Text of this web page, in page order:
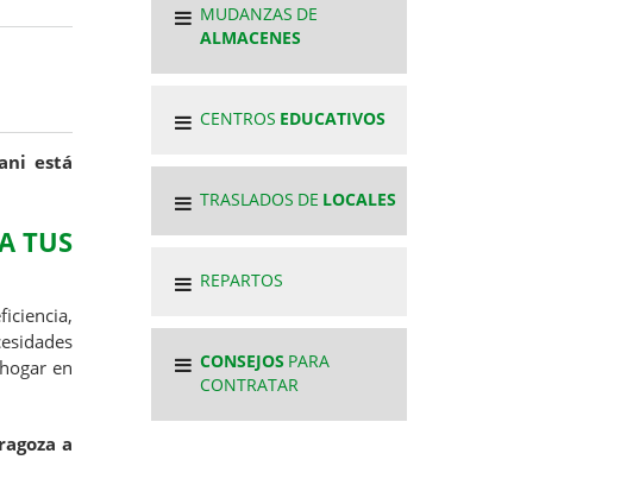
está
TUS
en
a
MUDANZAS DE
ALMACENES
CENTROS EDUCATIVOS
TRASLADOS DE LOCALES
REPARTOS
CONSEJOS PARA
CONTRATAR